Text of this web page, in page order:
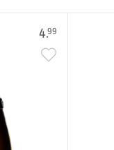
4.99